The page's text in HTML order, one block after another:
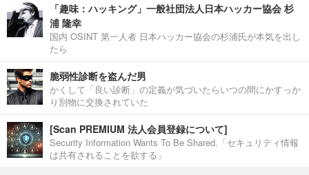
「趣味：ハッキング」一般社団法人日本ハッカー協会 杉
浦 隆幸
国内 OSINT 第一人者 日本ハッカー協会の杉浦氏が本気を出し
たら
脆弱性診断を盗んだ男
かくして「良い診断」の定義が気づいたらいつの間にかすっか
り別物に交換されていた
[Scan PREMIUM 法人会員登録について]
Security Information Wants To Be Shared.「セキュリティ情報
は共有されることを欲する」